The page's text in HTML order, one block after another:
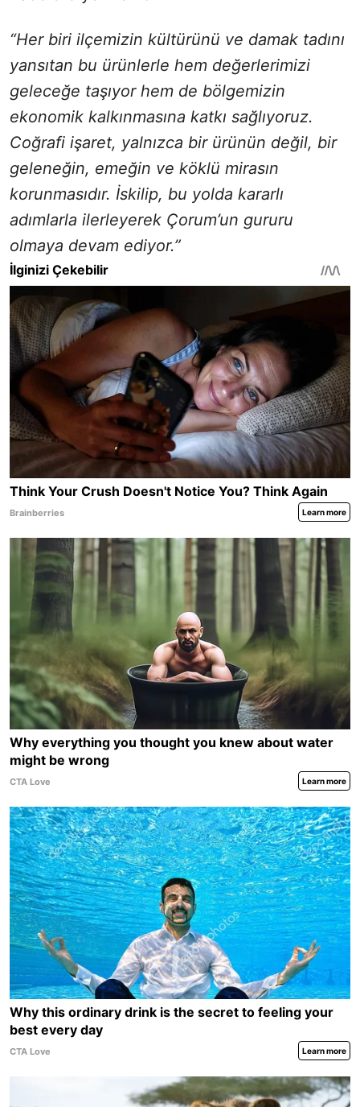
“Her biri ilçemizin kültürünü ve damak tadını
yansıtan bu ürünlerle hem değerlerimizi
geleceğe taşıyor hem de bölgemizin
ekonomik kalkınmasına katkı sağlıyoruz.
Coğrafi işaret, yalnızca bir ürünün değil, bir
geleneğin, emeğin ve köklü mirasın
korunmasıdır. İskilip, bu yolda kararlı
adımlarla ilerleyerek Çorum’un gururu
olmaya devam ediyor.”